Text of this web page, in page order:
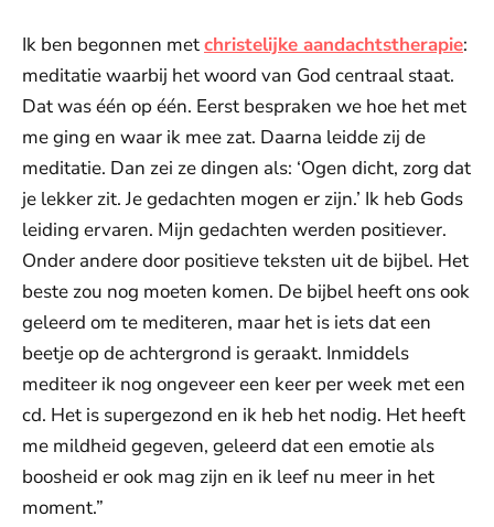
Ik ben begonnen metchristelijke aandachtstherapie:
meditatie waarbij het woord van God centraal staat.
Dat was één op één. Eerst bespraken we hoe het met
me ging en waar ik mee zat. Daarna leidde zij de
meditatie. Dan zei ze dingen als: ‘Ogen dicht, zorg dat
je lekker zit. Je gedachten mogen er zijn.’ Ik heb Gods
leiding ervaren. Mijn gedachten werden positiever.
Onder andere door positieve teksten uit de bijbel. Het
beste zou nog moeten komen. De bijbel heeft ons ook
geleerd om te mediteren, maar het is iets dat een
beetje op de achtergrond is geraakt. Inmiddels
mediteer ik nog ongeveer een keer per week met een
cd. Het is supergezond en ik heb het nodig. Het heeft
me mildheid gegeven, geleerd dat een emotie als
boosheid er ook mag zijn en ik leef nu meer in het
moment.”